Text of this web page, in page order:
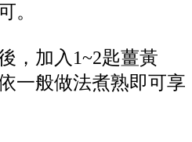
。
，加入1~2匙薑黃
一般做法煮熟即可享